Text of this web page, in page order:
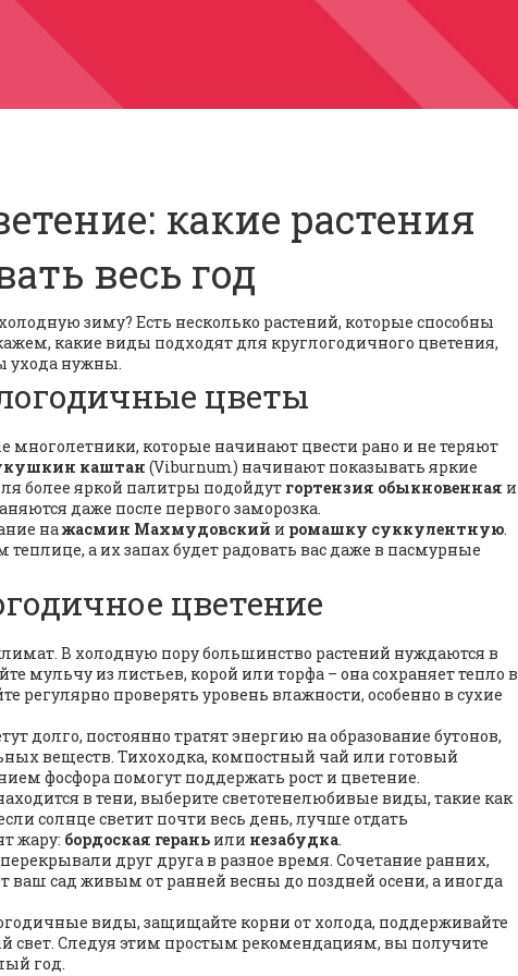
какие растения
весь год
зиму? Есть несколько растений, которые способны
какие виды подходят для круглогодичного цветения,
ухода нужны.
цветы
которые начинают цвести рано и не теряют
каштан (Viburnum) начинают показывать яркие
более яркой палитры подойдут гортензия обыкновенная и
даже после первого заморозка.
нажасмин Махмудовский и ромашку суккулентную.
а их запах будет радовать вас даже в пасмурные
цветение
В холодную пору большинство растений нуждаются в
мульчу из листьев, корой или торфа – она сохраняет тепло в
регулярно проверять уровень влажности, особенно в сухие
долго, постоянно тратят энергию на образование бутонов,
веществ. Тихоходка, компостный чай или готовый
фосфора помогут поддержать рост и цветение.
в тени, выберите светотенелюбивые виды, такие как
солнце светит почти весь день, лучше отдать
жару: бордоская герань или незабудка.
друг друга в разное время. Сочетание ранних,
ваш сад живым от ранней весны до поздней осени, а иногда
виды, защищайте корни от холода, поддерживайте
свет. Следуя этим простым рекомендациям, вы получите
год.